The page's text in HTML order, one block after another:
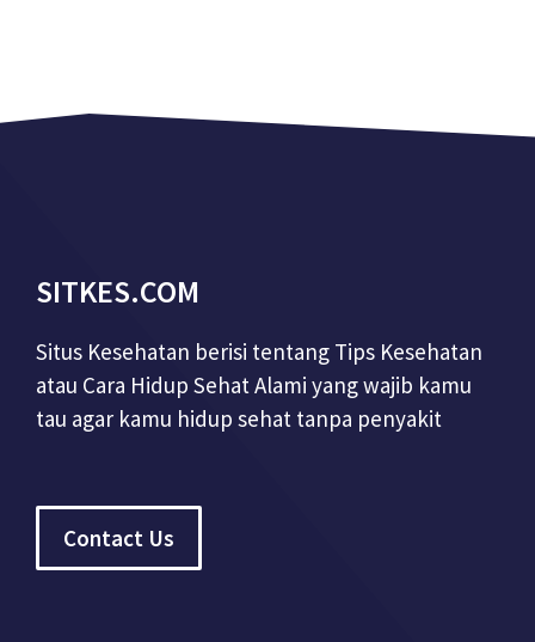
SITKES.COM
Situs Kesehatan berisi tentang Tips Kesehatan
atau Cara Hidup Sehat Alami yang wajib kamu
tau agar kamu hidup sehat tanpa penyakit
Contact Us